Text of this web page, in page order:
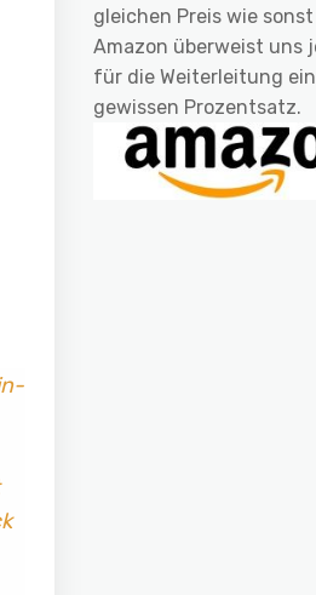
gleichen Preis wie
Amazon überweist uns
für die Weiterleitung
gewissen Prozentsatz.